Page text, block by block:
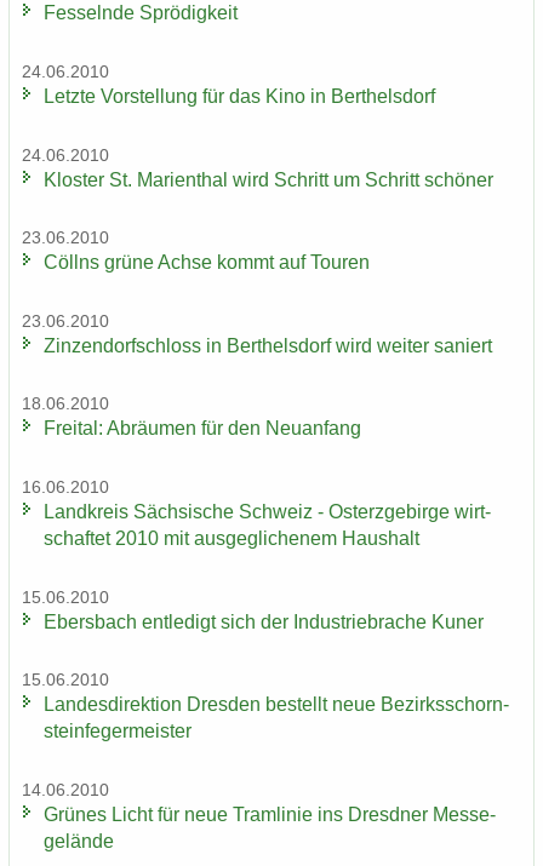
Fes­seln­de Sprö­dig­keit
24.06.2010
Letz­te Vor­stel­lung für das Kino in Bert­hels­dorf
24.06.2010
Klos­ter St. Ma­ri­en­thal wird Schritt um Schritt schö­ner
23.06.2010
Cöll­ns grüne Achse kommt auf Tou­ren
23.06.2010
Zin­zen­dorf­schloss in Bert­hels­dorf wird wei­ter sa­niert
18.06.2010
Frei­tal: Ab­räu­men für den Neu­an­fang
16.06.2010
Land­kreis Säch­si­sche Schweiz - Ost­erz­ge­bir­ge wirt­
schaf­tet 2010 mit aus­ge­gli­che­nem Haus­halt
15.06.2010
Ebers­bach ent­le­digt sich der In­dus­trie­bra­che Kuner
15.06.2010
Lan­des­di­rek­ti­on Dres­den be­stellt neue Be­zirks­schorn­
stein­fe­ger­meis­ter
14.06.2010
Grü­nes Licht für neue Tram­li­nie ins Dresd­ner Mes­se­
ge­län­de